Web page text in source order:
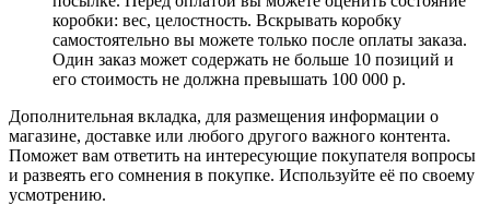
коробки: вес, целостность. Вскрывать коробку
самостоятельно вы можете только после оплаты заказа.
Один заказ может содержать не больше 10 позиций и
его стоимость не должна превышать 100 000 р.
Дополнительная вкладка, для размещения информации о
магазине, доставке или любого другого важного контента.
Поможет вам ответить на интересующие покупателя вопросы
и развеять его сомнения в покупке. Используйте её по своему
усмотрению.